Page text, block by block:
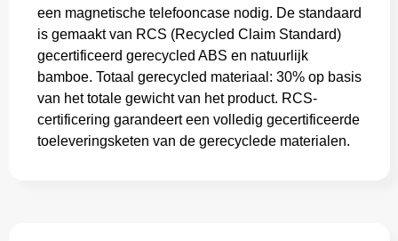
een magnetische telefooncase nodig. De standaard
is gemaakt van RCS (Recycled Claim Standard)
gecertificeerd gerecycled ABS en natuurlijk
bamboe. Totaal gerecycled materiaal: 30% op basis
van het totale gewicht van het product. RCS-
certificering garandeert een volledig gecertificeerde
toeleveringsketen van de gerecyclede materialen.